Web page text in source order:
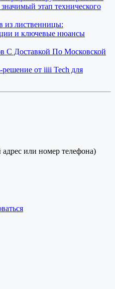
этап технического
из лиственницы:
и ключевые нюансы
С Доставкой По Московской
от iiii Tech для
или номер телефона)